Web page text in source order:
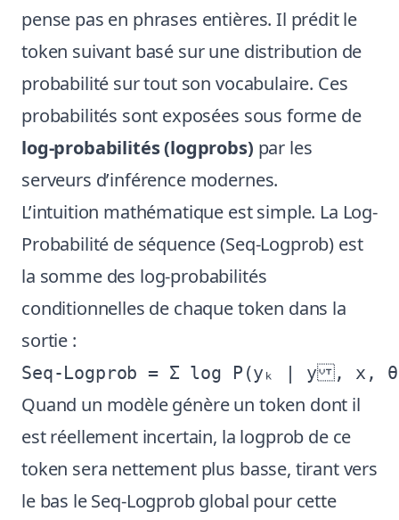
pense pas en phrases entières. Il prédit le
token suivant basé sur une distribution de
probabilité sur tout son vocabulaire. Ces
probabilités sont exposées sous forme de
log-probabilités (logprobs) par les
serveurs d’inférence modernes.
L’intuition mathématique est simple. La Log-
Probabilité de séquence (Seq-Logprob) est
la somme des log-probabilités
conditionnelles de chaque token dans la
sortie :
Quand un modèle génère un token dont il
est réellement incertain, la logprob de ce
token sera nettement plus basse, tirant vers
le bas le Seq-Logprob global pour cette